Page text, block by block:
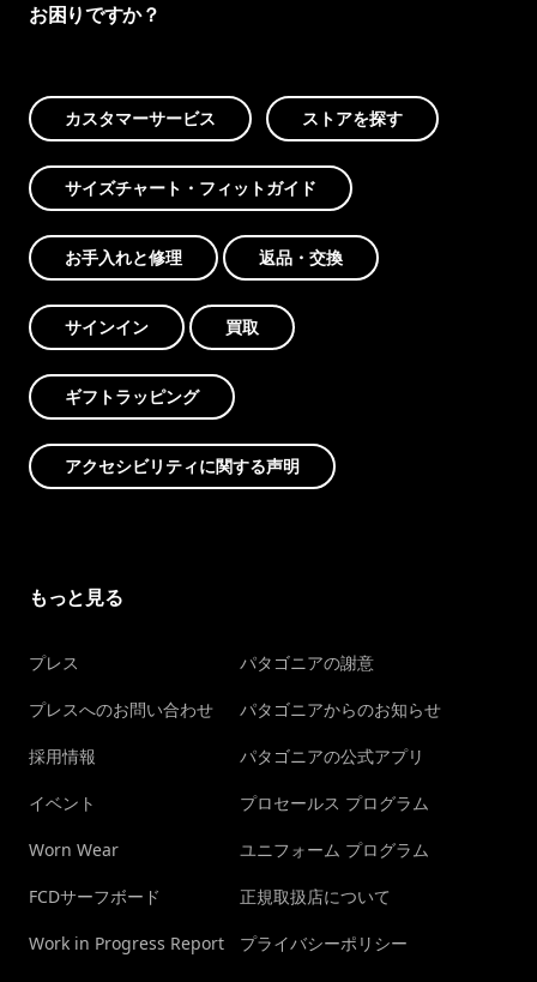
お困りですか？
カスタマーサービス ストアを探す
サイズチャート・フィットガイド
お手入れと修理 返品・交換
サインイン 買取
ギフトラッピング
アクセシビリティに関する声明
もっと見る
プレス
プレスへのお問い合わせ
採用情報
イベント
Worn Wear
FCDサーフボード
Work in Progress Report
パタゴニアの謝意
パタゴニアからのお知らせ
パタゴニアの公式アプリ
プロセールス プログラム
ユニフォーム プログラム
正規取扱店について
プライバシーポリシー